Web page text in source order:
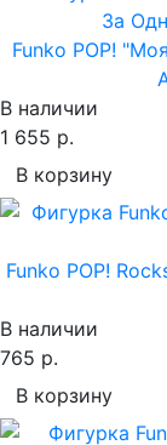
Funko POP!
В наличии
1 655 р.
В корзину
Funko POP!
В наличии
765 р.
В корзину